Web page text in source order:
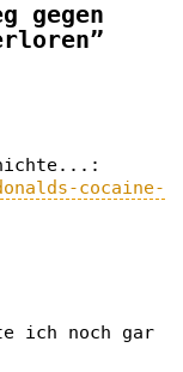
gegen
cocaine-
ich noch gar